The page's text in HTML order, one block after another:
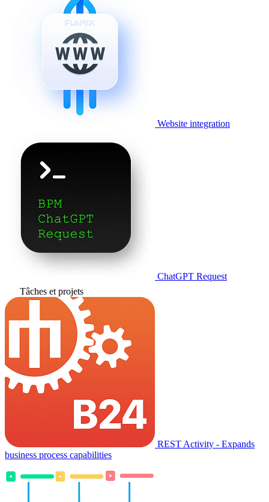
Website integration
ChatGPT Request
Tâches et projets
REST Activity - Expands
business process capabilities